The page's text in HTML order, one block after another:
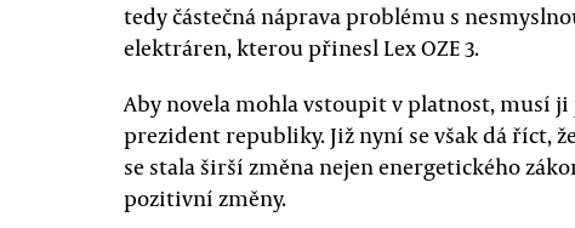
tedy částečná náprava problému s
elektráren, kterou přinesl Lex OZE 3.
Aby novela mohla vstoupit v platnost, musí ji
prezident republiky. Již nyní se však dá říct,
se stala širší změna nejen energetického
pozitivní změny.